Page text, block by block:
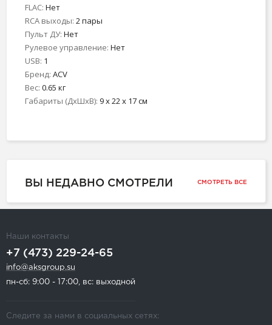
FLAC: Нет
RCA выходы: 2 пары
Пульт ДУ: Нет
Рулевое управление: Нет
USB: 1
Бренд: ACV
Вес: 0.65 кг
Габариты (ДхШхВ): 9 x 22 x 17 см
ВЫ НЕДАВНО СМОТРЕЛИ СМОТРЕТЬ ВСЕ
Наши контакты
+7 (473) 229-24-65
info@aksgroup.su
пн-сб: 9:00 - 17:00, вс: выходной
Следите за нами в социальных сетях: